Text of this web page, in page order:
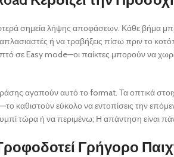
σημεία λήψης αποφάσεων. Κάθε βήμα
ή να τραβήξεις πίσω πριν το
σε Easy mode—οι παίκτες μπορούν να
αγαπούν αυτό το format. Τα οπτικά
καθιστούν εύκολο να εντοπίσεις την
τώρα ή να περιμένω; Η απάντηση είναι
Γρήγορο